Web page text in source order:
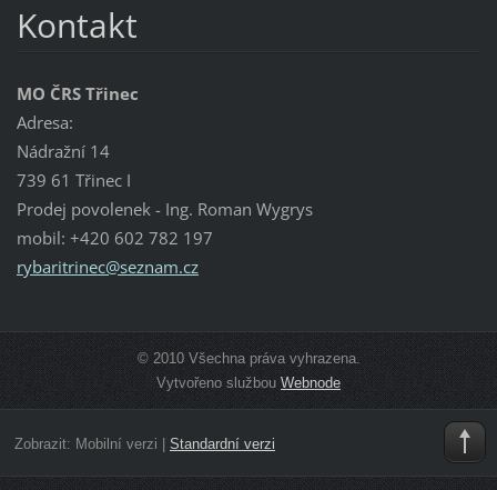
Kontakt
MO ČRS Třinec
Adresa:
Nádražní 14
739 61 Třinec I
Prodej povolenek - Ing. Roman Wygrys
mobil: +420 602 782 197
rybaritrinec@seznam.cz
© 2010 Všechna práva vyhrazena.
Vytvořeno službou Webnode
Zobrazit: Mobilní verzi Standardní verzi